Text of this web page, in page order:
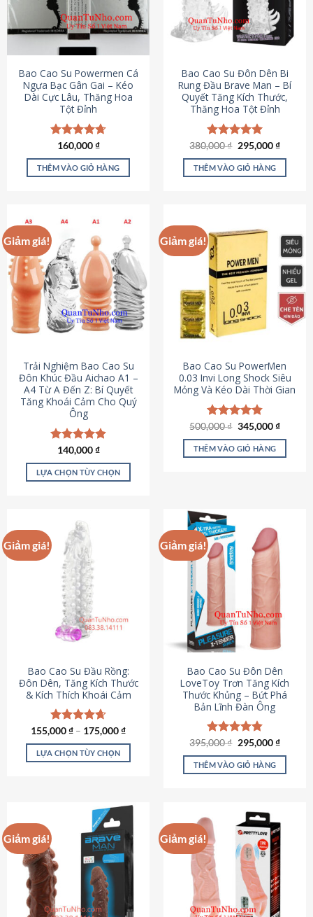
tùy
chọn
có
chọn
trên
trang
sản
phẩm
Bao Cao Su Powermen Cá
Ngựa Bạc Gân Gai – Kéo
Dài Cực Lâu, Thăng Hoa
Tột Đỉnh
Được xếp
hạng4.73
5 sao
160,000₫
THÊM VÀO GIỎ HÀNG
Bao Cao Su Đôn Dên Bi
Rung Đầu Brave Man – Bí
Quyết Tăng Kích Thước,
Thăng Hoa Tột Đỉnh
Được xếp
hạng5.00
5 sao
380,000₫ Giá
là:
380,000 ₫.
295,000₫Giá
tại
THÊM VÀO GIỎ HÀNG
Giảm giá!
Trải Nghiệm Bao Cao Su
Đôn Khúc Đầu Aichao A1 –
A4 Từ A Đến Z: Bí Quyết
Tăng Khoái Cảm Cho Quý
Ông
Được xếp
hạng4.88
5 sao
140,000₫
LỰA CHỌN TÙY CHỌN
có
nhiều
biến
thể.
Các
tùy
chọn
có
chọn
trên
trang
sản
phẩm
Giảm giá!
Bao Cao Su PowerMen
0.03 Invi Long Shock Siêu
Mỏng Và Kéo Dài Thời Gian
Được xếp
hạng4.85
5 sao
500,000₫ Giá
là:
500,000 ₫.
345,000₫Giá
tại
THÊM VÀO GIỎ HÀNG
Giảm giá!
Bao Cao Su Đầu Rồng:
Đôn Dên, Tăng Kích Thước
& Kích Thích Khoái Cảm
Được xếp
hạng4.69
5 sao
155,000₫ – 175,000₫
LỰA CHỌN TÙY CHỌN
nhiều
biến
thể.
Các
tùy
chọn
Giảm giá!
Bao Cao Su Đôn Dên
LoveToy Trơn Tăng Kích
Thước Khủng – Bứt Phá
Bản Lĩnh Đàn Ông
Được xếp
hạng4.82
5 sao
395,000₫ Giá
là:
395,000 ₫.
295,000₫Giá
tại
THÊM VÀO GIỎ HÀNG
Giảm giá! Giảm giá!